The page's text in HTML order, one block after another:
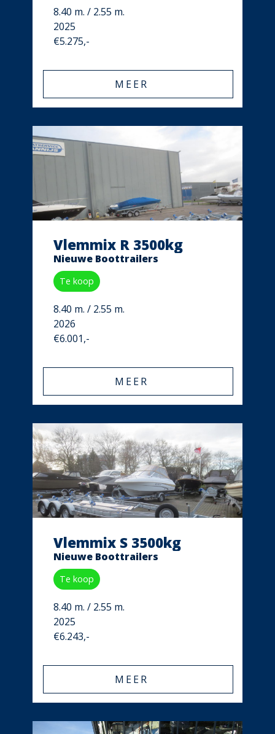
8.40 m. / 2.55 m.
2025
€5.275,-
MEER
Vlemmix R 3500kg
Nieuwe Boottrailers
Te koop
8.40 m. / 2.55 m.
2026
€6.001,-
MEER
Vlemmix S 3500kg
Nieuwe Boottrailers
Te koop
8.40 m. / 2.55 m.
2025
€6.243,-
MEER